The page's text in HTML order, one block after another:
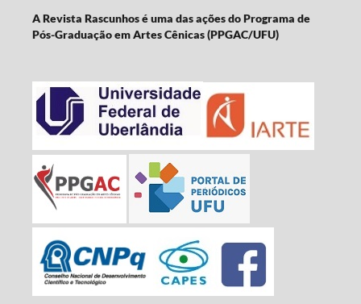
A Revista Rascunhos é uma das ações do Programa de
Pós-Graduação em Artes Cênicas (PPGAC/UFU)